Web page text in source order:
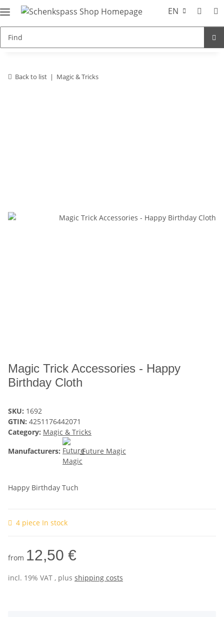
EN
Back to list Magic & Tricks
Magic Trick Accessories - Happy
Birthday Cloth
SKU: 1692
GTIN: 4251176442071
Category: Magic & Tricks
Manufacturers:
Future Magic
Happy Birthday Tuch
4 piece In stock
from 12,50 €
incl. 19% VAT , plus shipping costs